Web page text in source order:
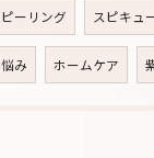
ピーリング スピキュ
悩み ホームケア